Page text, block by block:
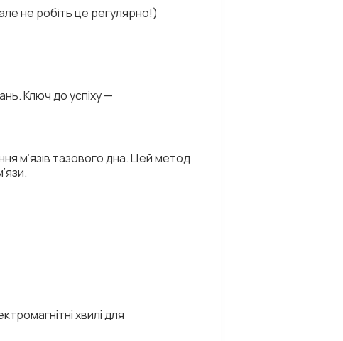
не робіть це регулярно!)
Ключ до успіху —
м’язів тазового дна. Цей метод
хвилі для